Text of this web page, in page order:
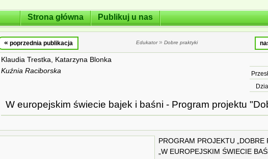
Strona główna Publikuj u nas
« poprzednia publikacja Edukator» Dobre praktyki
Klaudia Trestka, Katarzyna Blonka
Kuźnia Raciborska
W europejskim świecie bajek i baśni - Program projektu
PROGRAM PROJEKTU „DOBRE
„W EUROPEJSKIM ŚWIECIE